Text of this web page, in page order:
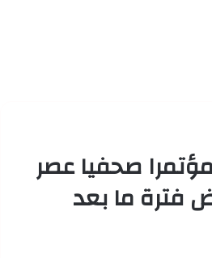
صحفيا عصر
فترة ما بعد